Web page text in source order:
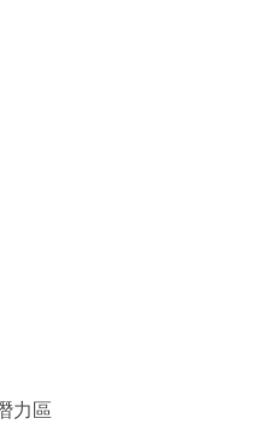
力區